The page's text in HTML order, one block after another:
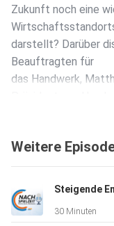
Zukunft noch eine
darstellt? Darüber
Beauftragten für
das Handwerk,
Präsident von
Weitere
30 Minuten